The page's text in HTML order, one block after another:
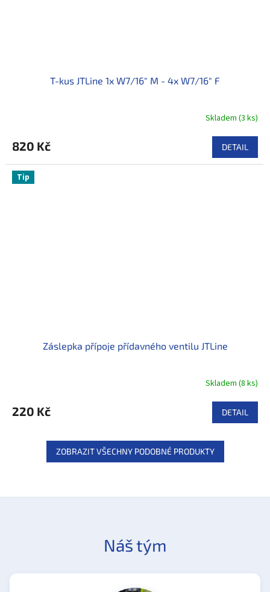
T-kus JTLine 1x W7/16" M - 4x W7/16" F
Skladem (3 ks)
820 Kč DETAIL
Tip
Záslepka přípoje přídavného ventilu JTLine
Skladem (8 ks)
220 Kč DETAIL
ZOBRAZIT VŠECHNY PODOBNÉ PRODUKTY
Náš tým